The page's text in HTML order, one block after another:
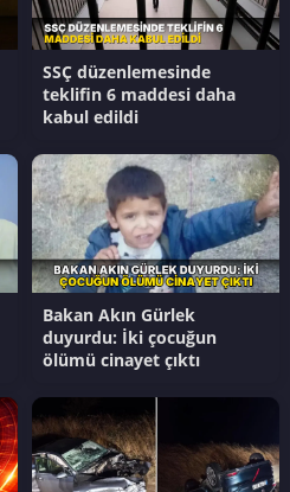
SSÇ düzenlemesinde
teklifin 6 maddesi daha
kabul edildi
Bakan Akın Gürlek
duyurdu: İki çocuğun
ölümü cinayet çıktı